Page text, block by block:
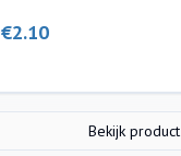
€2.10
Bekijk product